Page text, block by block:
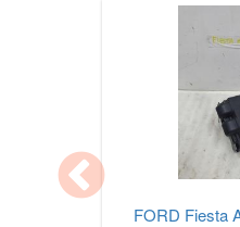
MITSUBISHI
NISSAN
FORD Fiesta